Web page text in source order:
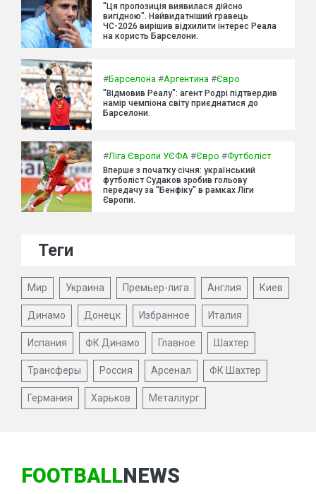
"Ця пропозиція виявилася дійсно
вигідною". Найвидатніший гравець
ЧС-2026 вирішив відхилити інтерес Реала
на користь Барселони.
#Барселона #Аргентина #Євро
"Відмовив Реалу": агент Родрі підтвердив
намір чемпіона світу приєднатися до
Барселони.
#Ліга Європи УЄФА #Євро #Футболіст
Вперше з початку січня: український
футболіст Судаков зробив гольову
передачу за "Бенфіку" в рамках Ліги
Європи.
Теги
Мир Украина Премьер-лига Англия Киев
Динамо Донецк Избранное Италия
Испания ФК Динамо Главное Шахтер
Трансферы Россия Арсенал ФК Шахтер
Германия Харьков Металлург
FOOTBALLNEWS